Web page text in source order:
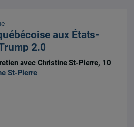
aux États-
2.0
avec Christine St-Pierre, 10
St-Pierre